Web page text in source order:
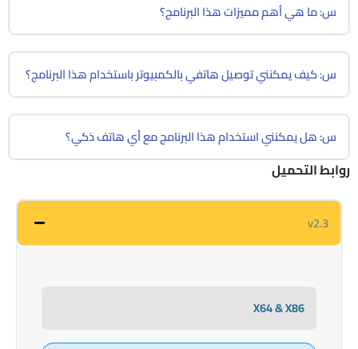
س: ما هي أهم مميزات هذا البرنامج؟
س: كيف يمكنني توصيل هاتفي بالكمبيوتر باستخدام هذا البرنامج؟
س: هل يمكنني استخدام هذا البرنامج مع أي هاتف ذكي؟
روابط التحميل
v2.3
X64 & X86